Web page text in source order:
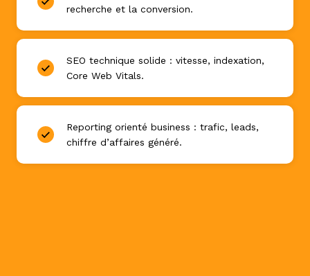
recherche et la conversion.
SEO technique solide : vitesse, indexation,
Core Web Vitals.
Reporting orienté business : trafic, leads,
chiffre d’affaires généré.